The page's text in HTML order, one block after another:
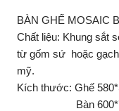
BÀN GHẾ MOSAIC
Chất liệu: Khung sắt
từ gốm sứ hoặc
mỹ.
Kích thước: Ghế
Bàn